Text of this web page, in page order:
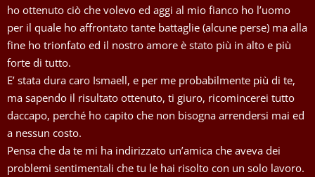
ho ottenuto ciò che volevo ed aggi al mio fianco ho l’uomo
per il quale ho affrontato tante battaglie (alcune perse) ma alla
fine ho trionfato ed il nostro amore è stato più in alto e più
forte di tutto.
E’ stata dura caro Ismaell, e per me probabilmente più di te,
ma sapendo il risultato ottenuto, ti giuro, ricomincerei tutto
daccapo, perché ho capito che non bisogna arrendersi mai ed
a nessun costo.
Pensa che da te mi ha indirizzato un’amica che aveva dei
problemi sentimentali che tu le hai risolto con un solo lavoro.